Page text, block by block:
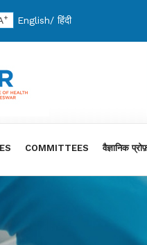
+ English/ हिंदी
COMMITTEES वैज्ञानिक